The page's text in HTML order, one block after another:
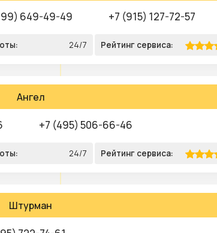
649-49-49 +7 (915) 127-72-57
24/7 Рейтинг сервиса:
Ангел
+7 (495) 506-66-46
24/7 Рейтинг сервиса:
Штурман